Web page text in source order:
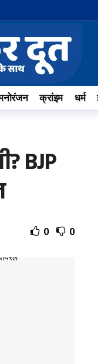
क्रांइम धर्म
BJP
0 0